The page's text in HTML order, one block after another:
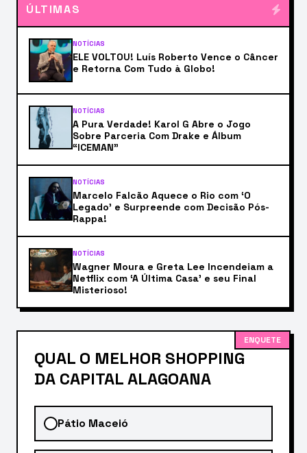
ÚLTIMAS
NOTÍCIAS
ELE VOLTOU! Luís Roberto Vence o Câncer
e Retorna Com Tudo à Globo!
NOTÍCIAS
A Pura Verdade! Karol G Abre o Jogo
Sobre Parceria Com Drake e Álbum
“ICEMAN”
NOTÍCIAS
Marcelo Falcão Aquece o Rio com ‘O
Legado’ e Surpreende com Decisão Pós-
Rappa!
NOTÍCIAS
Wagner Moura e Greta Lee Incendeiam a
Netflix com ‘A Última Casa’ e seu Final
Misterioso!
ENQUETE
QUAL O MELHOR SHOPPING
DA CAPITAL ALAGOANA
Pátio Maceió